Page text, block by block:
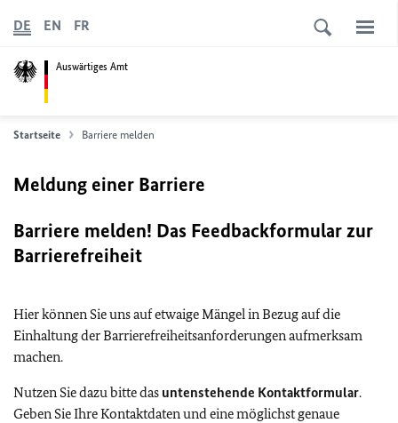
Auswärtiges Amt
DE EN FR
Startseite Barriere melden
Meldung einer Barriere
Barriere melden! Das Feedbackformular zur
Barrierefreiheit
Hier können Sie uns auf etwaige Mängel in Bezug auf die
Einhaltung der Barrierefreiheitsanforderungen aufmerksam
machen.
Nutzen Sie dazu bitte das untenstehende Kontaktformular.
Geben Sie Ihre Kontaktdaten und eine möglichst genaue